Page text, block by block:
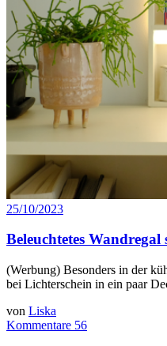
25/10/2023
Beleuchtetes Wandregal
(Werbung) Besonders in der
bei Lichterschein in ein paar
von Liska
Kommentare 56